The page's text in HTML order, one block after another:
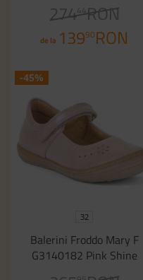
274 44
RON
de la 13990RON
-45%
32
Balerini Froddo Mary F
G3140182 Pink Shine